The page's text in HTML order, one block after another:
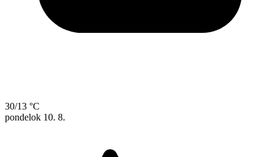
30/13 °C
pondelok 10. 8.